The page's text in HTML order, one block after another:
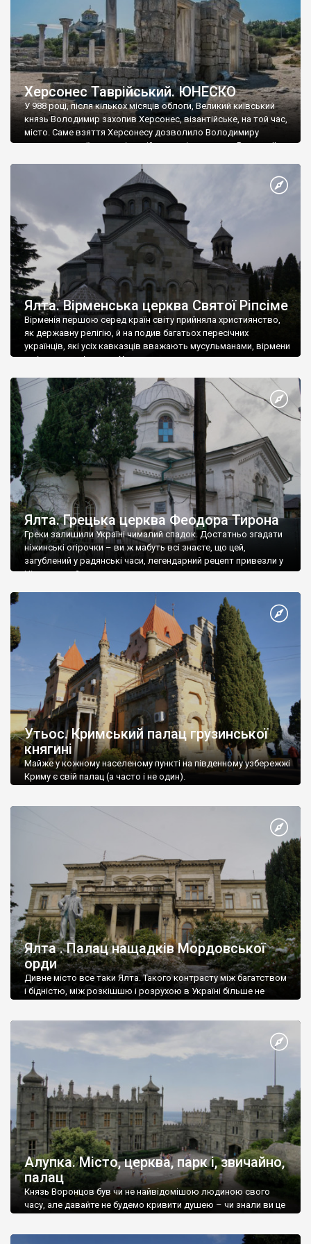
Херсонес Таврійський. ЮНЕСКО
У 988 році, після кількох місяців облоги, Великий київський
князь Володимир захопив Херсонес, візантійське, на той час,
місто. Саме взяття Херсонесу дозволило Володимиру
диктувати свої умови візантійському імператору Василю ІІ, та
Херсонесі Володимир-язичник, став Василем-християнином.
А потім було Хрещення Русі. На честь Херсонесу Таврійського
Ялта. Вірменська церква Святої Ріпсіме
Вірменія першою серед країн світу прийняла християнство,
як державну релігію, й на подив багатьох пересічних
українців, які усіх кавказців вважають мусульманами, вірмени
є відданими вірянами Христа
Ялта. Грецька церква Феодора Тирона
Греки залишили Україні чималий спадок. Достатньо згадати
ніжинські огірочки – ви ж мабуть всі знаєте, що цей,
загублений у радянські часи, легендарний рецепт привезли у
Ніжин греки?
Утьос. Кримський палац грузинської
княгині
Майже у кожному населеному пункті на південному узбережжі
Криму є свій палац (а часто і не один).
Ялта . Палац нащадків Мордовської
орди
Дивне місто все таки Ялта. Такого контрасту між багатством
і бідністю, між розкішшю і розрухою в Україні більше не
Алупка. Місто, церква, парк і, звичайно,
палац
Князь Воронцов був чи не найвідомішою людиною свого
часу, але давайте не будемо кривити душею – чи знали ви це